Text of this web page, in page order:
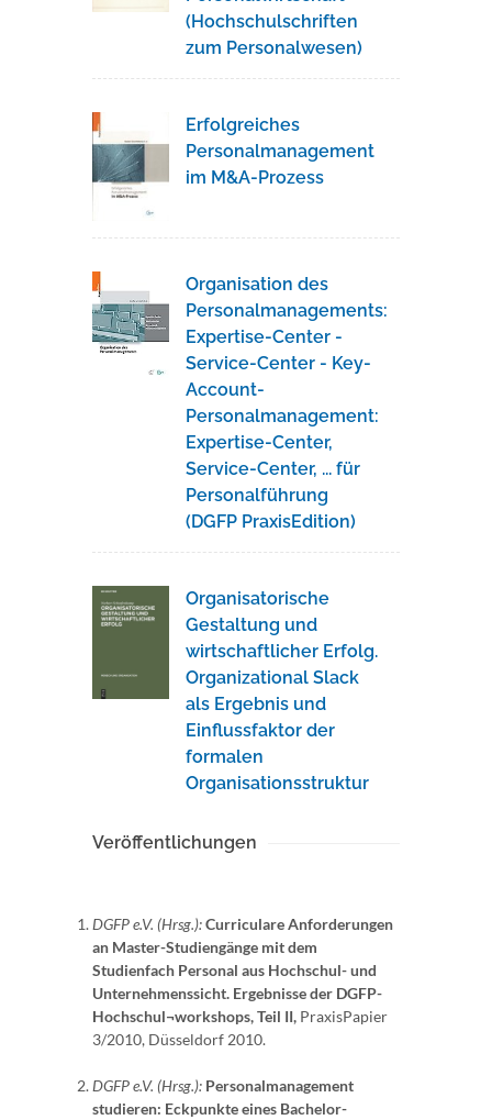
(Hochschulschriften
zum Personalwesen)
Erfolgreiches
Personalmanagement
im M&A-Prozess
Organisation des
Personalmanagements:
Expertise-Center -
Service-Center - Key-
Account-
Personalmanagement:
Expertise-Center,
Service-Center, ... für
Personalführung
(DGFP PraxisEdition)
Organisatorische
Gestaltung und
wirtschaftlicher Erfolg.
Organizational Slack
als Ergebnis und
Einflussfaktor der
formalen
Organisationsstruktur
Veröffentlichungen
DGFP e.V. (Hrsg.):Curriculare Anforderungen
an Master-Studiengänge mit dem
Studienfach Personal aus Hochschul- und
Unternehmenssicht. Ergebnisse der DGFP-
Hochschul¬workshops, Teil II, PraxisPapier
3/2010, Düsseldorf 2010.
DGFP e.V. (Hrsg.): Personalmanagement
studieren: Eckpunkte eines Bachelor-